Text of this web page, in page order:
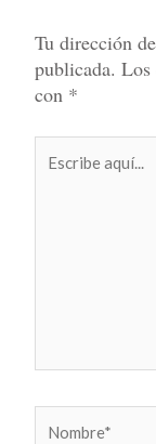
Tu dirección
publicada. Los
con *
aquí...